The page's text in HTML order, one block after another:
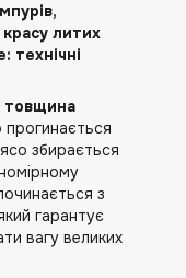
литих
технічні
товщина
збирається
з
гарантує
вагу великих